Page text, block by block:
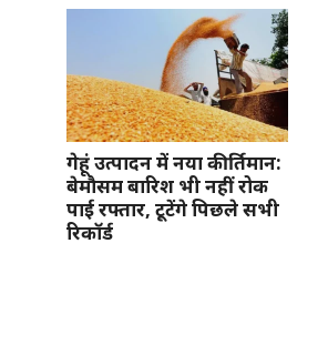
गेहूं उत्पादन में नया कीर्तिमान:
बेमौसम बारिश भी नहीं रोक
पाई रफ्तार, टूटेंगे पिछले सभी
रिकॉर्ड